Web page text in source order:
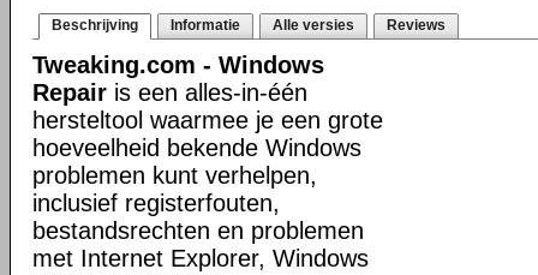
Beschrijving Informatie Alle versies Reviews
Tweaking.com - Windows
Repair is een alles-in-één
hersteltool waarmee je een grote
hoeveelheid bekende Windows
problemen kunt verhelpen,
inclusief registerfouten,
bestandsrechten en problemen
met Internet Explorer, Windows